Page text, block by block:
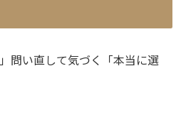
問い直して気づく「本当に選